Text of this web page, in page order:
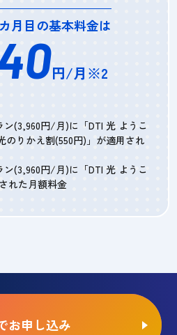
月目の基本料金は
円/月※2
ン(3,960円/月)に「DTI 光 ようこ
のりかえ割(550円)」が適用され
ン(3,960円/月)に「DTI 光 ようこ
れた月額料金
お申し込み